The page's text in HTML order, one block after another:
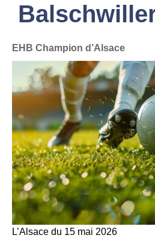
EHB Champion d’Alsace
L’Alsace du 15 mai 2026